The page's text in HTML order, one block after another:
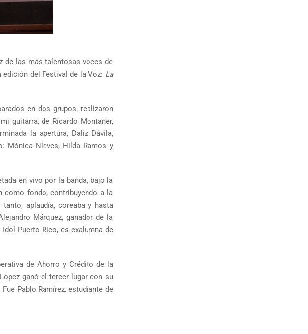
de las más talentosas voces de
del Festival de la Voz: La
en dos grupos, realizaron
guitarra, de Ricardo Montaner,
la apertura, Daliz Dávila,
Mónica Nieves, Hilda Ramos y
en vivo por la banda, bajo la
como fondo, contribuyendo a la
aplaudía, coreaba y hasta
Márquez, ganador de la
Puerto Rico, es exalumna de
de Ahorro y Crédito de la
ganó el tercer lugar con su
Pablo Ramírez, estudiante de